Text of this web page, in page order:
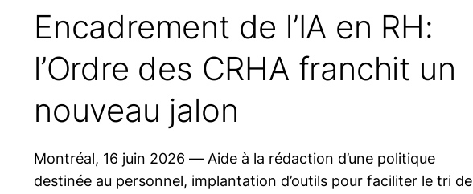
Encadrement de l’IA en RH:
l’Ordre des CRHA franchit un
nouveau jalon
Montréal, 16 juin 2026 — Aide à la rédaction d’une politique
destinée au personnel, implantation d’outils pour faciliter le tri de